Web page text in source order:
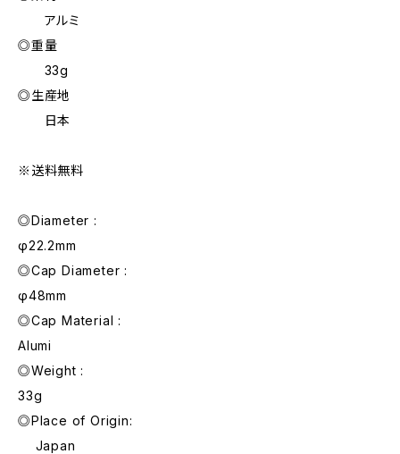
アルミ
◎重量
33g
◎生産地
日本
※送料無料
◎Diameter :
φ22.2mm
◎Cap Diameter :
φ48mm
◎Cap Material :
Alumi
◎Weight :
33g
◎Place of Origin:
Japan